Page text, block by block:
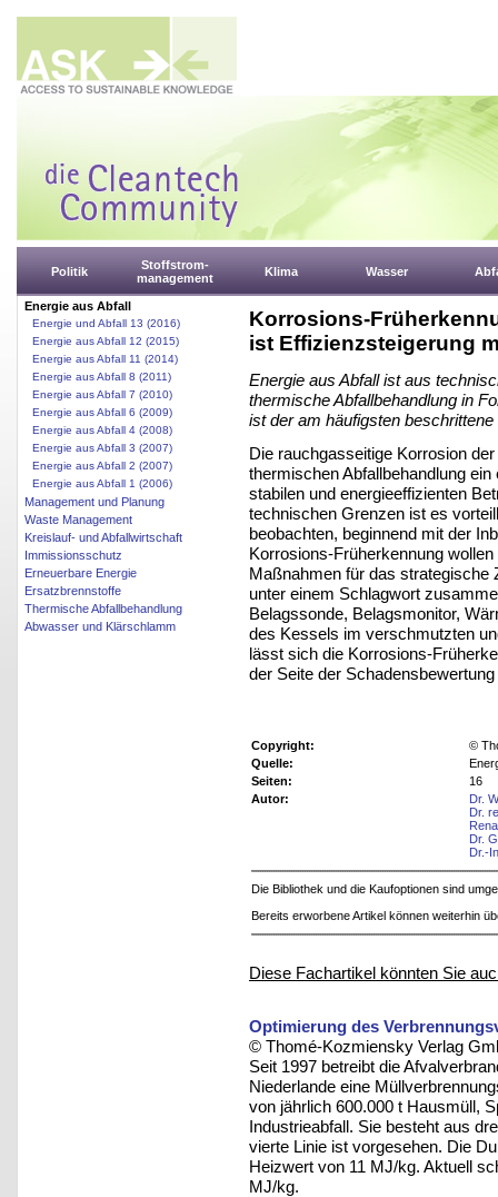
Politik
Stoffstrom-
management
Klima Wasser
Energie aus Abfall
Energie und Abfall 13 (2016)
Energie aus Abfall 12 (2015)
Energie aus Abfall 11 (2014)
Energie aus Abfall 8 (2011)
Energie aus Abfall 7 (2010)
Energie aus Abfall 6 (2009)
Energie aus Abfall 4 (2008)
Energie aus Abfall 3 (2007)
Energie aus Abfall 2 (2007)
Energie aus Abfall 1 (2006)
Management und Planung
Waste Management
Kreislauf- und Abfallwirtschaft
Immissionsschutz
Erneuerbare Energie
Ersatzbrennstoffe
Thermische Abfallbehandlung
Abwasser und Klärschlamm
Korrosions-
ist Effizienzsteigerung
Energie aus Abfall ist aus
thermische Abfallbehandlung in
ist der am häufigsten
Die rauchgasseitige Korrosion
thermischen Abfallbehandlung
stabilen und energieeffizienten
technischen Grenzen ist es
beobachten, beginnend mit der
Korrosions-Früherkennung
Maßnahmen für das strategische
unter einem Schlagwort
Belagssonde, Belagsmonitor,
des Kessels im verschmutzten
lässt sich die Korrosions-
der Seite der
Copyright:
©
Quelle:
Seiten:
16
Autor:
Dr.
Dr.
Dr.
Dr.-
Die Bibliothek und die Kaufoptionen sind
Bereits erworbene Artikel können weiterhin
Diese Fachartikel könnten Sie
Optimierung des
© Thomé-Kozmiensky Verlag
Seit 1997 betreibt die
Niederlande eine
von jährlich 600.000 t Hausmüll,
Industrieabfall. Sie besteht aus
vierte Linie ist vorgesehen. Die
Heizwert von 11 MJ/kg. Aktuell
MJ/kg.